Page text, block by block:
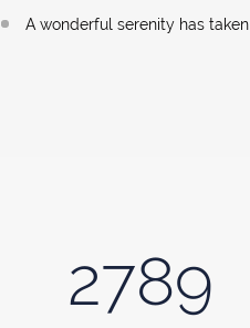
A wonderful serenity has taken
2789